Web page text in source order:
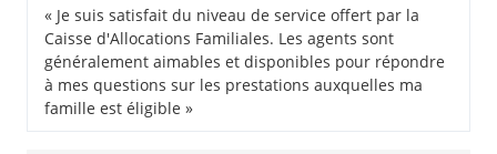
« Je suis satisfait du niveau de service offert par la
Caisse d'Allocations Familiales. Les agents sont
généralement aimables et disponibles pour répondre
à mes questions sur les prestations auxquelles ma
famille est éligible »